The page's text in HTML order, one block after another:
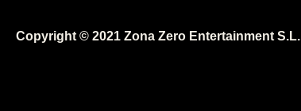
Copyright © 2021 Zona Zero Entertainment S.L.